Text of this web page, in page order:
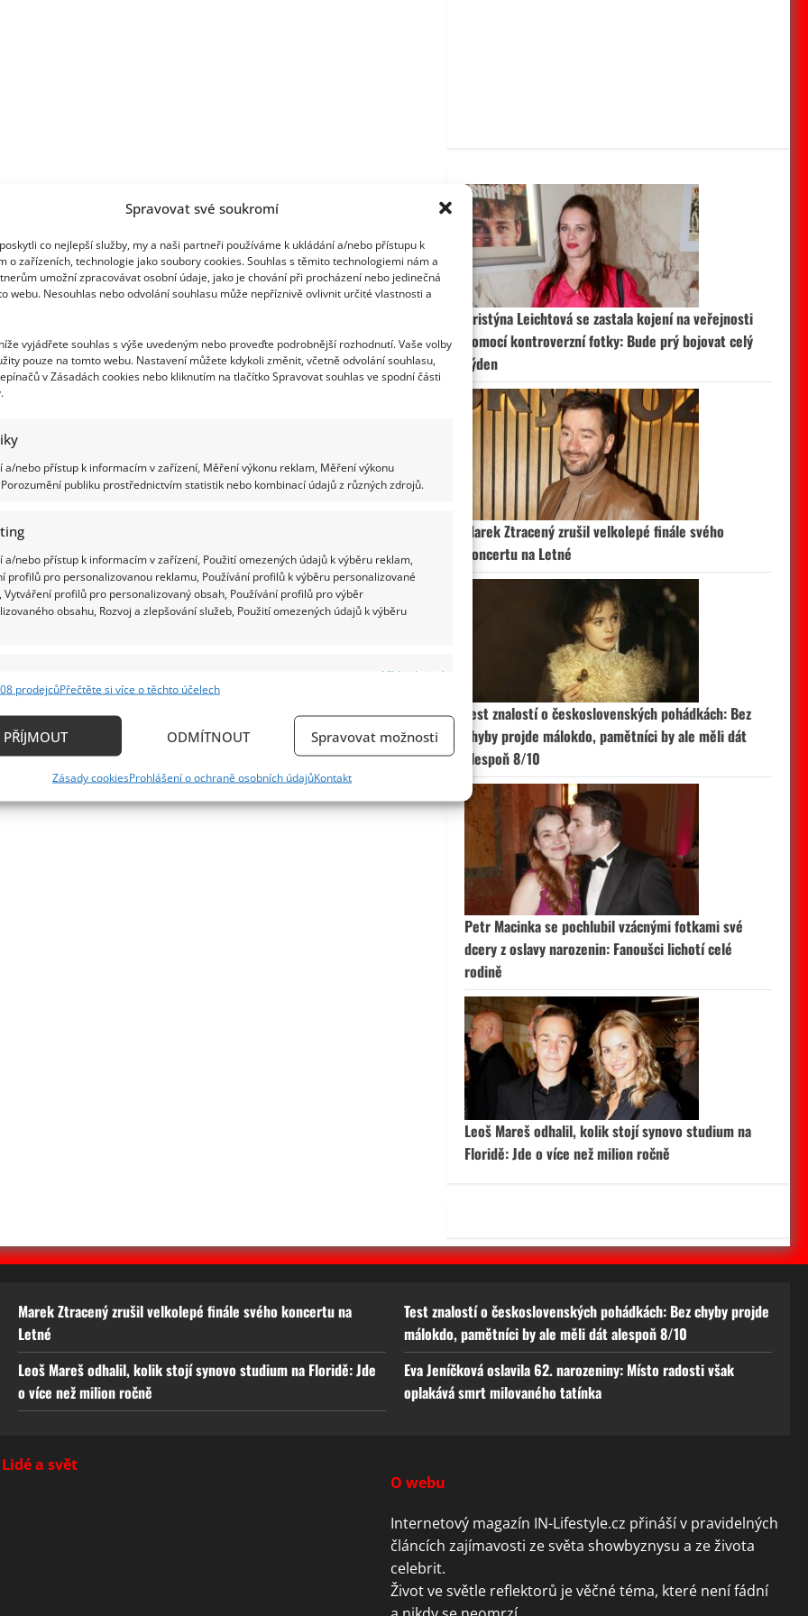
Spravovat své soukromí
co nejlepší služby, my a naši partneři používáme k ukládání a/nebo přístupu k
o zařízeních, technologie jako soubory cookies. Souhlas s těmito technologiemi nám a
umožní zpracovávat osobní údaje, jako je chování při procházení nebo jedinečná
webu. Nesouhlas nebo odvolání souhlasu může nepříznivě ovlivnit určité vlastnosti a
vyjádřete souhlas s výše uvedeným nebo proveďte podrobnější rozhodnutí. Vaše volby
pouze na tomto webu. Nastavení můžete kdykoli změnit, včetně odvolání souhlasu,
v Zásadách cookies nebo kliknutím na tlačítko Spravovat souhlas ve spodní části
a/nebo přístup k informacím v zařízení, Měření výkonu reklam, Měření výkonu
publiku prostřednictvím statistik nebo kombinací údajů z různých zdrojů.
a/nebo přístup k informacím v zařízení, Použití omezených údajů k výběru reklam,
profilů pro personalizovanou reklamu, Používání profilů k výběru personalizované
Vytváření profilů pro personalizovaný obsah, Používání profilů pro výběr
obsahu, Rozvoj a zlepšování služeb, Použití omezených údajů k výběru
Vždy aktivní
zařízení na základě automaticky přenášených informací.
aktivně požadovaných informací.
prodejcůPřečtěte si více o těchto účelech
PŘÍJMOUT ODMÍTNOUT Spravovat možnosti
Zásady cookiesProhlášení o ochraně osobních údajůKontakt
Kristýna Leichtová se zastala kojení na veřejnosti
pomocí kontroverzní fotky: Bude prý bojovat celý
týden
Marek Ztracený zrušil velkolepé finále svého
koncertu na Letné
Test znalostí o československých pohádkách: Bez
chyby projde málokdo, pamětníci by ale měli dát
alespoň 8/10
Petr Macinka se pochlubil vzácnými fotkami své
dcery z oslavy narozenin: Fanoušci lichotí celé
rodině
Leoš Mareš odhalil, kolik stojí synovo studium na
Floridě: Jde o více než milion ročně
Marek Ztracený zrušil velkolepé finále svého koncertu na
Letné
Test znalostí o československých pohádkách: Bez chyby projde
málokdo, pamětníci by ale měli dát alespoň 8/10
Leoš Mareš odhalil, kolik stojí synovo studium na Floridě: Jde
o více než milion ročně
Eva Jeníčková oslavila 62. narozeniny: Místo radosti však
oplakává smrt milovaného tatínka
Lidé a svět
O webu
Internetový magazín IN-Lifestyle.cz přináší v pravidelných
článcích zajímavosti ze světa showbyznysu a ze života
celebrit.
Život ve světle reflektorů je věčné téma, které není fádní